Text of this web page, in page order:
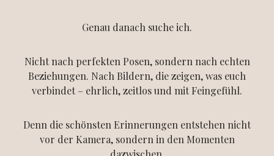
Genau danach suche ich.
Nicht nach perfekten Posen, sondern nach echten
Beziehungen. Nach Bildern, die zeigen, was euch
verbindet – ehrlich, zeitlos und mit Feingefühl.
Denn die schönsten Erinnerungen entstehen nicht
vor der Kamera, sondern in den Momenten